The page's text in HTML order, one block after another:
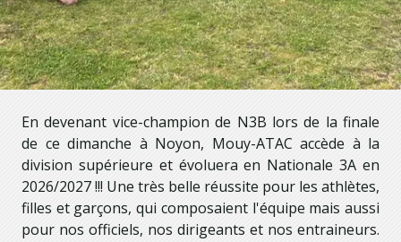
En devenant vice-champion de N3B lors de la finale
de ce dimanche à Noyon, Mouy-ATAC accède à la
division supérieure et évoluera en Nationale 3A en
2026/2027 !!! Une très belle réussite pour les athlètes,
filles et garçons, qui composaient l'équipe mais aussi
pour nos officiels, nos dirigeants et nos entraineurs.